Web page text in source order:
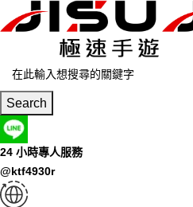
Search
24 小時專人服務
@ktf4930r